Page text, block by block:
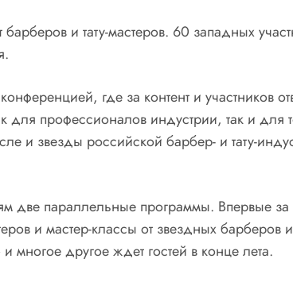
и тату-мастеров. 60 западных
где за контент и участников
профессионалов индустрии, так и для
и звезды российской барбер- и тату-
две параллельные программы.
и мастер-классы от звездных
многое другое ждет гостей в конце лета.